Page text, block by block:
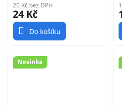
20 Kč bez DPH
24 Kč
Do košíku
Novinka